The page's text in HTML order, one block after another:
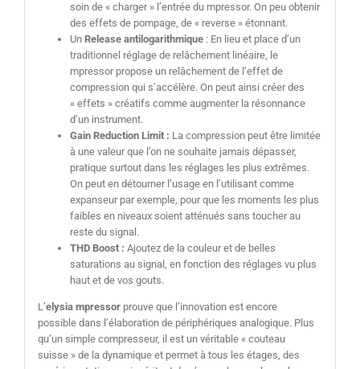
soin de « charger » l’entrée du mpressor. On peu obtenir
des effets de pompage, de « reverse » étonnant.
Un Release antilogarithmique: En lieu et place d’un
traditionnel réglage de relâchement linéaire, le
mpressor propose un relâchement de l’effet de
compression qui s’accélère. On peut ainsi créer des
« effets » créatifs comme augmenter la résonnance
d’un instrument.
Gain Reduction Limit : La compression peut être limitée
à une valeur que l’on ne souhaite jamais dépasser,
pratique surtout dans les réglages les plus extrêmes.
On peut en détourner l’usage en l’utilisant comme
expanseur par exemple, pour que les moments les plus
faibles en niveaux soient atténués sans toucher au
reste du signal.
THD Boost : Ajoutez de la couleur et de belles
saturations au signal, en fonction des réglages vu plus
haut et de vos gouts.
L’elysia mpressorprouve que l’innovation est encore
possible dans l’élaboration de périphériques analogique. Plus
qu’un simple compresseur, il est un véritable « couteau
suisse » de la dynamique et permet à tous les étages, des